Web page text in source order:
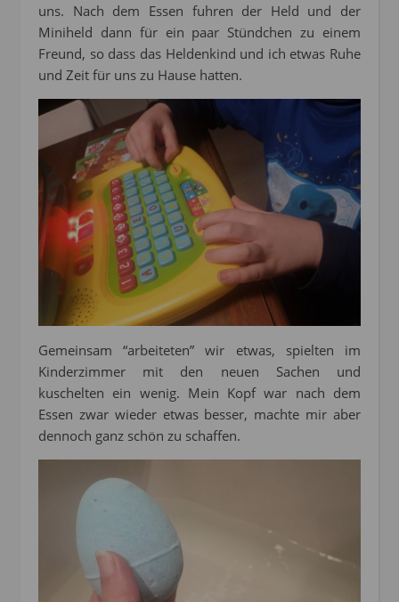
uns. Nach dem Essen fuhren der Held und der
Miniheld dann für ein paar Stündchen zu einem
Freund, so dass das Heldenkind und ich etwas Ruhe
und Zeit für uns zu Hause hatten.
Gemeinsam “arbeiteten” wir etwas, spielten im
Kinderzimmer mit den neuen Sachen und
kuschelten ein wenig. Mein Kopf war nach dem
Essen zwar wieder etwas besser, machte mir aber
dennoch ganz schön zu schaffen.